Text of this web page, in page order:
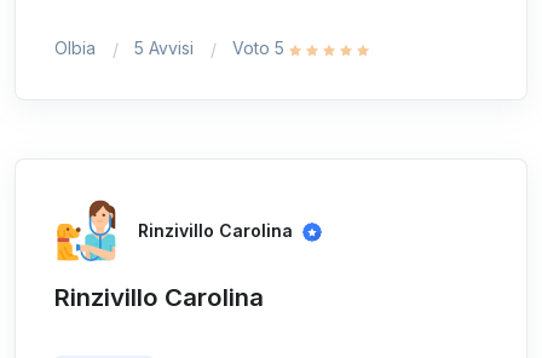
Olbia 5 Avvisi Voto 5
Rinzivillo Carolina
Rinzivillo Carolina